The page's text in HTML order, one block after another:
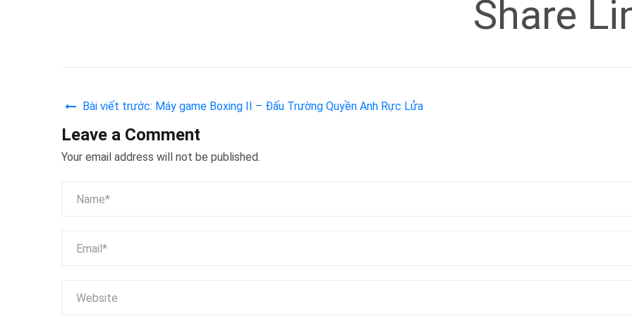
Share
Bài viết trước: Máy game Boxing II – Đấu Trường Quyền Anh Rực Lửa
Leave a Comment
Your email address will not be published.